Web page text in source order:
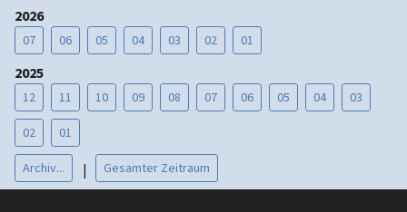
2026
07 06 05 04 03 02 01
2025
12 11 10 09 08 07 06 05 04 03
02 01
Archiv... | Gesamter Zeitraum